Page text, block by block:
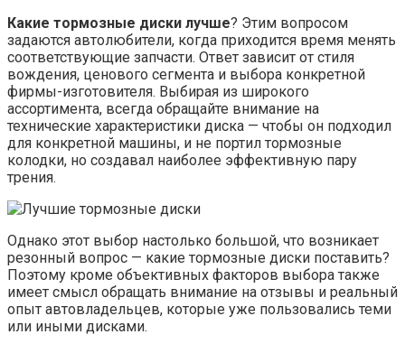
Какие тормозные диски лучше? Этим вопросом
задаются автолюбители, когда приходится время менять
соответствующие запчасти. Ответ зависит от стиля
вождения, ценового сегмента и выбора конкретной
фирмы-изготовителя. Выбирая из широкого
ассортимента, всегда обращайте внимание на
технические характеристики диска — чтобы он подходил
для конкретной машины, и не портил тормозные
колодки, но создавал наиболее эффективную пару
трения.
Однако этот выбор настолько большой, что возникает
резонный вопрос — какие тормозные диски поставить?
Поэтому кроме объективных факторов выбора также
имеет смысл обращать внимание на отзывы и реальный
опыт автовладельцев, которые уже пользовались теми
или иными дисками.